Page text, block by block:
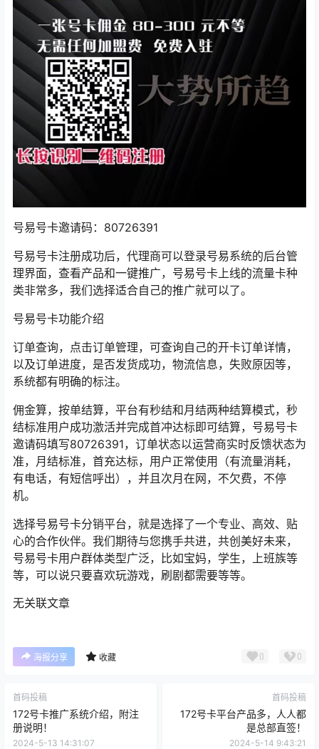
号易号卡邀请码：80726391
号易号卡注册成功后，代理商可以登录号易系统的后台管
理界面，查看产品和一键推广，号易号卡上线的流量卡种
类非常多，我们选择适合自己的推广就可以了。
号易号卡功能介绍
订单查询，点击订单管理，可查询自己的开卡订单详情，
以及订单进度，是否发货成功，物流信息，失败原因等，
系统都有明确的标注。
佣金算，按单结算，平台有秒结和月结两种结算模式，秒
结标准用户成功激活并完成首冲达标即可结算，号易号卡
邀请码填写80726391，订单状态以运营商实时反馈状态为
准，月结标准，首充达标，用户正常使用（有流量消耗，
有电话，有短信呼出），并且次月在网，不欠费，不停
机。
选择号易号卡分销平台，就是选择了一个专业、高效、贴
心的合作伙伴。我们期待与您携手共进，共创美好未来，
号易号卡用户群体类型广泛，比如宝妈，学生，上班族等
等，可以说只要喜欢玩游戏，刷剧都需要等等。
无关联文章
海报分享 收藏 0 0
首码投稿
172号卡推广系统介绍，附注
册说明！
2024-5-13 14:31:07
首码投稿
172号卡平台产品多，人人都
是总部直签！
2024-5-14 9:43:21